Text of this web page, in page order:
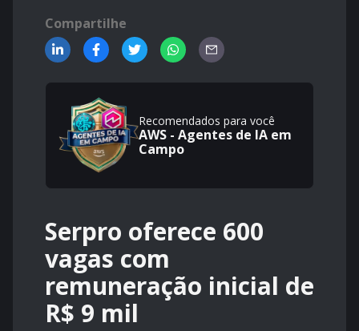
Compartilhe
Recomendados para você
AWS - Agentes de IA em
Campo
Serpro oferece 600
vagas com
remuneração inicial de
R$ 9 mil